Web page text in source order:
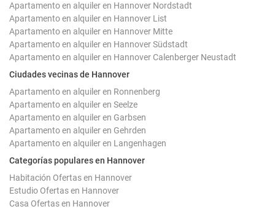
Apartamento en alquiler en Hannover Nordstadt
Apartamento en alquiler en Hannover List
Apartamento en alquiler en Hannover Mitte
Apartamento en alquiler en Hannover Südstadt
Apartamento en alquiler en Hannover Calenberger Neustadt
Ciudades vecinas de Hannover
Apartamento en alquiler en Ronnenberg
Apartamento en alquiler en Seelze
Apartamento en alquiler en Garbsen
Apartamento en alquiler en Gehrden
Apartamento en alquiler en Langenhagen
Categorías populares en Hannover
Habitación Ofertas en Hannover
Estudio Ofertas en Hannover
Casa Ofertas en Hannover